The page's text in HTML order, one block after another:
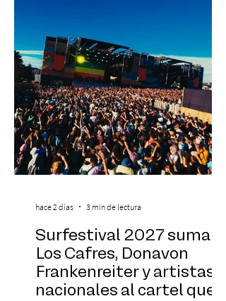
Centro Cultural Estación Mapocho, espacio
que albergará durante dos jornadas una
pro
Surfestival 2027 suma a
Los Cafres, Donavon
Frankenreiter y artistas
nacionales al cartel que
hace 2 días 3 min de lectura